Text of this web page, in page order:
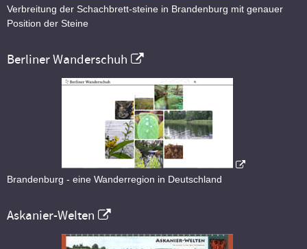
Verbreitung der Schachbrett-steine in Brandenburg mit genauer
Position der Steine
Berliner Wanderschuh
Brandenburg - eine Wanderregion in Deutschland
Askanier-Welten